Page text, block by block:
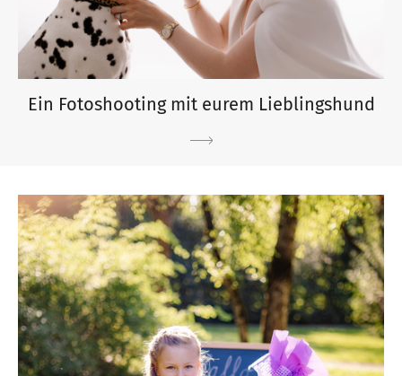
Ein Fotoshooting mit eurem Lieblingshund